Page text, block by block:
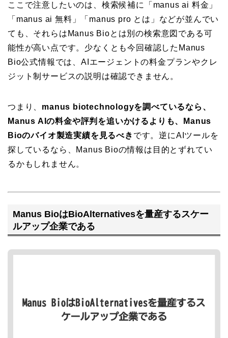
ここで注意したいのは、検索候補に「manus ai 料金」
「manus ai 無料」「manus pro とは」などが並んでい
ても、それらはManus Bioとは別の検索意図である可
能性が高い点です。少なくとも今回確認したManus
Bio公式情報では、AIエージェントの料金プランやクレ
ジット制サービスの説明は確認できません。
つまり、 manus biotechnologyを調べているなら、
Manus AIの料金や評判を追いかけるよりも、Manus
Bioのバイオ製造実績を見るべき です。逆にAIツールを
探しているなら、Manus Bioの情報は目的とずれてい
るかもしれません。
Manus BioはBioAlternativesを量産するスケー
ルアップ企業である